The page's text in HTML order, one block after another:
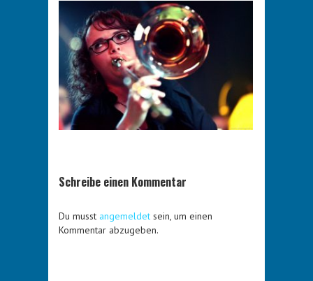
Schreibe einen Kommentar
Du musst angemeldet sein, um einen
Kommentar abzugeben.